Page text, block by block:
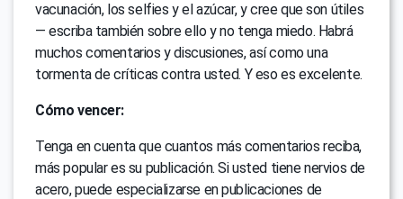
vacunación, los selfies y el azúcar, y cree que son útiles
— escriba también sobre ello y no tenga miedo. Habrá
muchos comentarios y discusiones, así como una
tormenta de críticas contra usted. Y eso es excelente.
Cómo vencer:
Tenga en cuenta que cuantos más comentarios reciba,
más popular es su publicación. Si usted tiene nervios de
acero, puede especializarse en publicaciones de